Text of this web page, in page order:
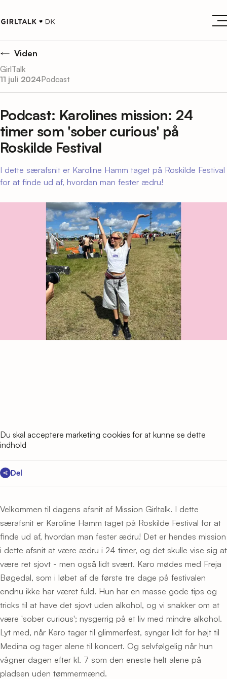
Viden
GirlTalk
11 juli 2024Podcast
Podcast: Karolines mission: 24
timer som 'sober curious' på
Roskilde Festival
I dette særafsnit er Karoline Hamm taget på Roskilde Festival
for at finde ud af, hvordan man fester ædru!
Du skal acceptere marketing cookies for at kunne se dette
indhold
Del
Velkommen til dagens afsnit af Mission Girltalk. I dette
særafsnit er Karoline Hamm taget på Roskilde Festival for at
finde ud af, hvordan man fester ædru! Det er hendes mission
i dette afsnit at være ædru i 24 timer, og det skulle vise sig at
være ret sjovt - men også lidt svært. Karo mødes med Freja
Bøgedal, som i løbet af de første tre dage på festivalen
endnu ikke har været fuld. Hun har en masse gode tips og
tricks til at have det sjovt uden alkohol, og vi snakker om at
være 'sober curious'; nysgerrig på et liv med mindre alkohol.
Lyt med, når Karo tager til glimmerfest, synger lidt for højt til
Medina og tager alene til koncert. Og selvfølgelig når hun
vågner dagen efter kl. 7 som den eneste helt alene på
pladsen uden tømmermænd.